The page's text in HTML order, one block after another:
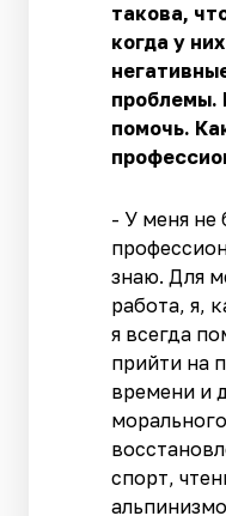
такова,
когда у
проблемы.
помочь.
- У меня не
знаю. Для
работа, я,
я всегда
прийти на
времени и
спорт,